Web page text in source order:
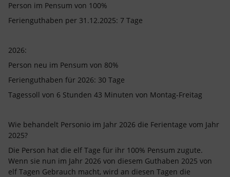
Person im Pensum von 100%
Ferienguthaben per 31.12.2025: 7 Tage
2026:
Person neu im Pensum von 80%
Ferienguthaben für 2026: 30 Tage
Tagessoll von 6 Stunden 43 Minuten von Montag-Freitag
Wie behandelt Personio im Jahr 2026 die Ferientage vom Jahr
2025?
Die Person hat die elf Tage für ihr 100% Pensum zugute.
Wenn sie nun im Jahr 2026 von diesem Guthaben 2025 von
elf Tagen Gebrauch macht, wird an diesen Tagen die